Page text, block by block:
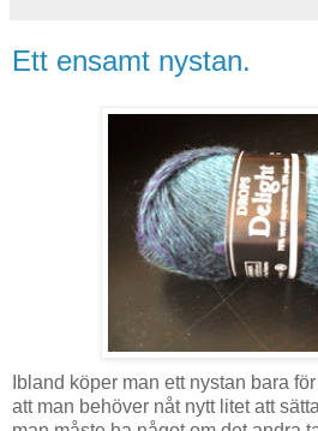
Ett ensamt nystan.
Ibland köper man ett nystan bara
att man behöver nåt nytt litet att